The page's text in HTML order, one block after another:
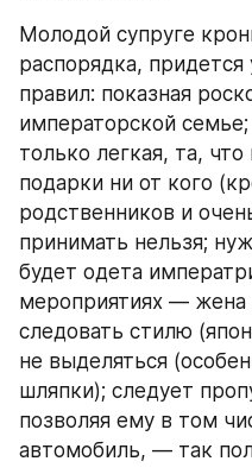
Молодой супруге
распорядка,
правил: показная
императорской
только легкая, та, что
подарки ни от кого
родственников и
принимать нельзя;
будет одета
мероприятиях —
следовать стилю
не выделяться
шляпки); следует
позволяя ему в том
автомобиль, — так